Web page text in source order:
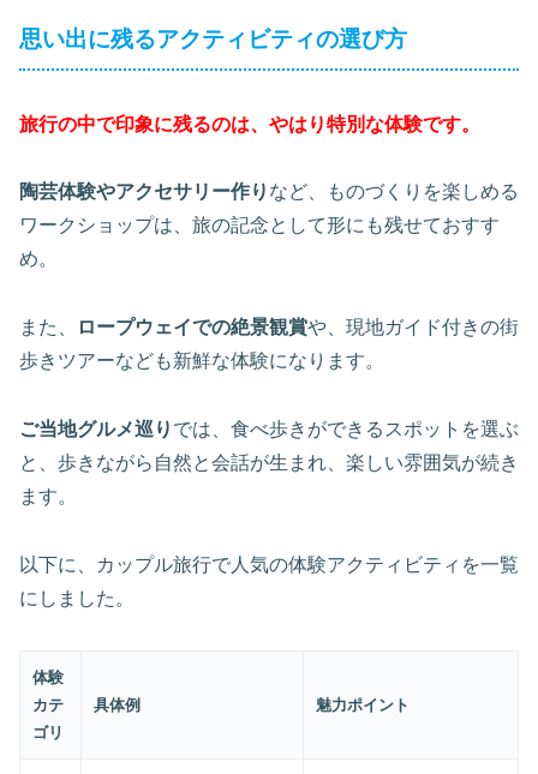
思い出に残るアクティビティの選び方
旅行の中で印象に残るのは、やはり特別な体験です。
陶芸体験やアクセサリー作り など、ものづくりを楽しめる
ワークショップは、旅の記念として形にも残せておすす
め。
また、 ロープウェイでの絶景観賞や、現地ガイド付きの街
歩きツアーなども新鮮な体験になります。
ご当地グルメ巡り では、食べ歩きができるスポットを選ぶ
と、歩きながら自然と会話が生まれ、楽しい雰囲気が続き
ます。
以下に、カップル旅行で人気の体験アクティビティを一覧
にしました。
体験
カテ
ゴリ
具体例 魅力ポイント